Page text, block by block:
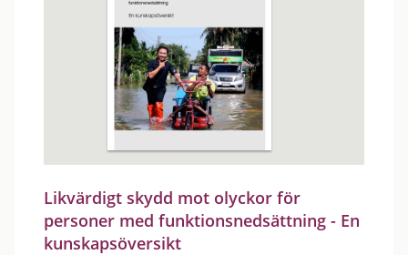
Likvärdigt skydd mot olyckor för
personer med funktionsnedsättning - En
kunskapsöversikt